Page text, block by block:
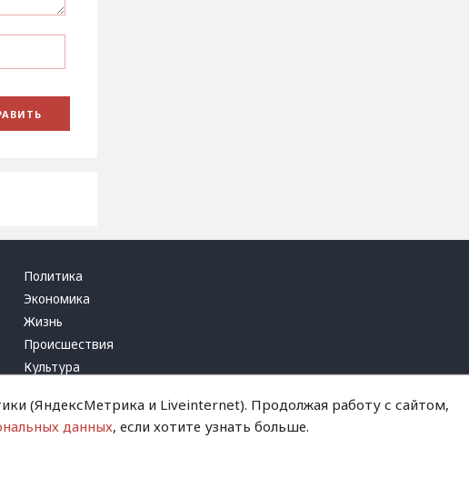
Политика
Экономика
Жизнь
Происшествия
Культура
Криминал
Успех
(ЯндексМетрика и Liveinternet). Продолжая работу с сайтом,
данных, если хотите узнать больше.